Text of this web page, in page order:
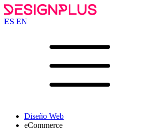
ES EN
Diseño Web
eCommerce